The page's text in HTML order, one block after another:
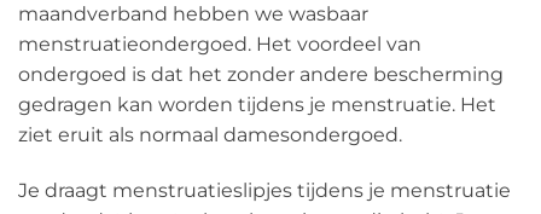
maandverband hebben we wasbaar
menstruatieondergoed. Het voordeel van
ondergoed is dat het zonder andere bescherming
gedragen kan worden tijdens je menstruatie. Het
ziet eruit als normaal damesondergoed.
Je draagt menstruatieslipjes tijdens je menstruatie